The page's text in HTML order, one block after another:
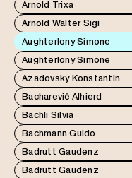
Arnold Trixa
Arnold Walter Sigi
Aughterlony Simone
Aughterlony Simone
Azadovsky Konstantin
Bacharevič Alhierd
Bächli Silvia
Bachmann Guido
Badrutt Gaudenz
Badrutt Gaudenz